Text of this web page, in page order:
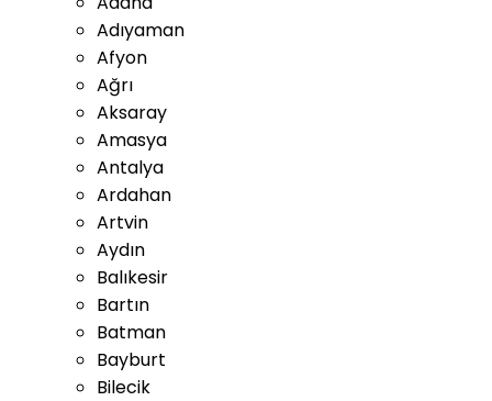
Adıyaman
Afyon
Ağrı
Aksaray
Amasya
Antalya
Ardahan
Artvin
Aydın
Balıkesir
Bartın
Batman
Bayburt
Bilecik